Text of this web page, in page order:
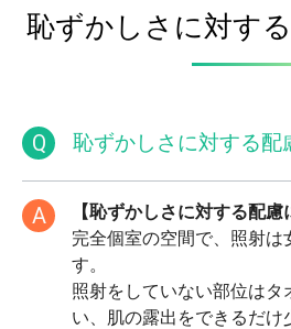
恥ずかしさに対す
Q 恥ずかしさに対する配
A
【恥ずかしさに対する配慮
完全個室の空間で、照射は
す。
照射をしていない部位はタ
い、肌の露出をできるだけ